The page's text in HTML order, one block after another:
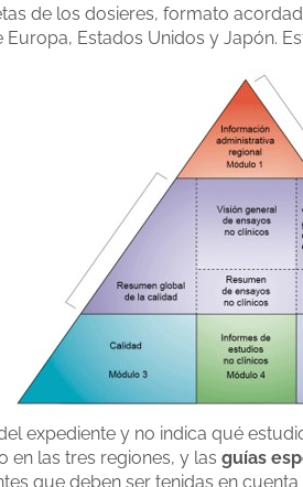
de los dosieres, formato
Estados Unidos y Japón.
expediente y no indica qué
en las tres regiones, y las guías
que deben ser tenidas en